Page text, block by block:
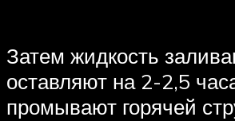
Затем жидкость
оставляют на 2-2,5
промывают горячей